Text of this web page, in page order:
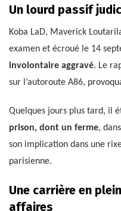
Un lourd passif
Koba LaD, Maverick
examen et écroué le 14
involontaire aggravé. Le
sur l’autoroute A86,
Quelques jours plus tard, il
prison, dont un ferme,
son implication dans une
parisienne.
Une carrière en
affaires